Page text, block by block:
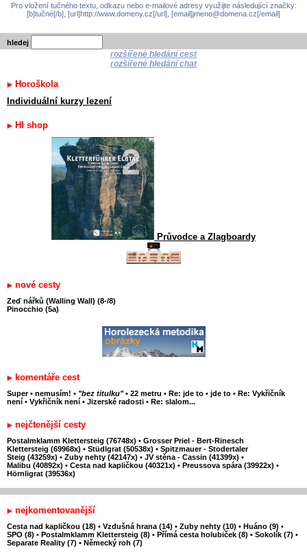
Pro vložení tučného textu, odkazu nebo e-mailové adresy využijte následující značky:
[b]tučné[/b], [url]http://www.domeny.cz[/url], [email]jmeno@domena.cz[/email]
hledej
rozšířené hledání cest
rozšířené hledání chat
Horoškola
Individuální kurzy lezení
HI shop
Průvodce a Zlagboardy
nové cesty
Zeď nářků (Walling Wall) (8-/8)
Pinocchio (5a)
komentáře cest
Super • nemusím! • "bez titulku" • 22 metru • Re: jde to • jde to • Re: Vykřičník
není • Vykřičník není • Jizerské radosti • Re: slalom...
nejčtenější cesty
Postalmklamm Klettersteig (76748x) • Grosser Priel - Bert-Rinesch
Klettersteig (69968x) • Stüdlgrat (50538x) • Spitzmauer - Stodertaler
Steig (43259x) • Zuby nehty (42147x) • JV stěna - Cassin (41399x) •
Malibu (40892x) • Cesta nad kapličkou (40321x) • Preussova spára (39922x) •
Hörnligrat (39536x)
nejkomentovanější
Cesta nad kapličkou (18) • Vzdušná hrana (14) • Zuby nehty (10) • Huáno (9) •
SPO (8) • Postalmklamm Klettersteig (8) • Přímá cesta holubiček (8) • Sokolík (7) •
Separate Reality (7) • Německý roh (7)